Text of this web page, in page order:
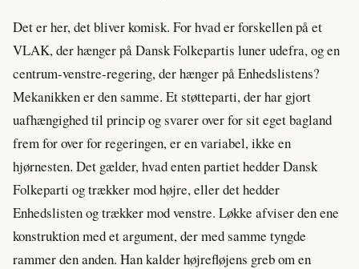
Det er her, det bliver komisk. For hvad er forskellen på et
VLAK, der hænger på Dansk Folkepartis luner udefra, og en
centrum-venstre-regering, der hænger på Enhedslistens?
Mekanikken er den samme. Et støtteparti, der har gjort
uafhængighed til princip og svarer over for sit eget bagland
frem for over for regeringen, er en variabel, ikke en
hjørnesten. Det gælder, hvad enten partiet hedder Dansk
Folkeparti og trækker mod højre, eller det hedder
Enhedslisten og trækker mod venstre. Løkke afviser den ene
konstruktion med et argument, der med samme tyngde
rammer den anden. Han kalder højrefløjens greb om en